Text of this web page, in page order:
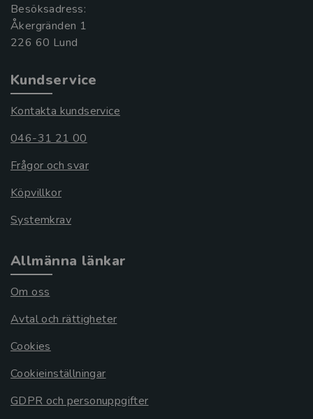
Besöksadress:
Åkergränden 1
Kundservice
Kontakta kundservice
046-31 21 00
Frågor och svar
Köpvillkor
Systemkrav
Allmänna länkar
Om oss
Avtal och rättigheter
Cookies
Cookieinställningar
GDPR och personuppgifter